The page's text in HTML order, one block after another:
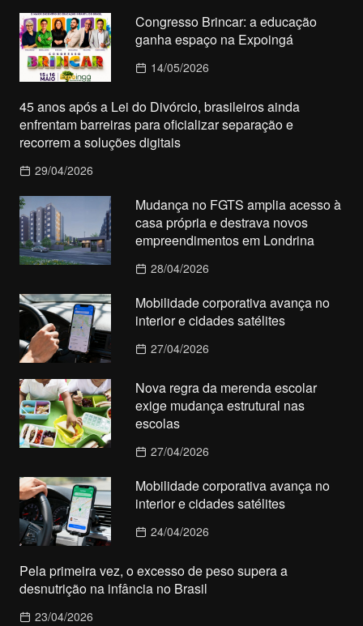
Congresso Brincar: a educação
ganha espaço na Expoingá
14/05/2026
45 anos após a Lei do Divórcio, brasileiros ainda
enfrentam barreiras para oficializar separação e
recorrem a soluções digitais
29/04/2026
Mudança no FGTS amplia acesso à
casa própria e destrava novos
empreendimentos em Londrina
28/04/2026
Mobilidade corporativa avança no
interior e cidades satélites
27/04/2026
Nova regra da merenda escolar
exige mudança estrutural nas
escolas
27/04/2026
Mobilidade corporativa avança no
interior e cidades satélites
24/04/2026
Pela primeira vez, o excesso de peso supera a
desnutrição na infância no Brasil
23/04/2026